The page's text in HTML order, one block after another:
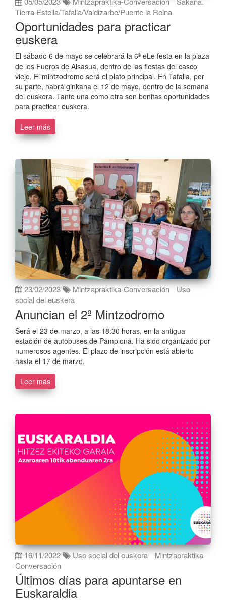
Tierra Estella/Tafalla/Valdizarbe/Puente la Reina
Oportunidades para practicar
euskera
El sábado 6 de mayo se celebrará la 6ª eLe festa en la plaza
de los Fueros de Alsasua, dentro de las fiestas del casco
viejo. El mintzodromo será el plato principal. En Tafalla, por
su parte, habrá ginkana el 12 de mayo, dentro de la semana
del euskera. Tanto una como otra son bonitas oportunidades
para practicar euskera.
Leer más
23/02/2023 Mintzapraktika-Conversación
Uso
social del euskera
Anuncian el 2º Mintzodromo
Será el 23 de marzo, a las 18:30 horas, en la antigua
estación de autobuses de Pamplona. Ha sido organizado por
numerosos agentes. El plazo de inscripción está abierto
hasta el 17 de marzo.
Leer más
16/11/2022 Uso social del euskera
Mintzapraktika-
Conversación
Últimos días para apuntarse en
Euskaraldia